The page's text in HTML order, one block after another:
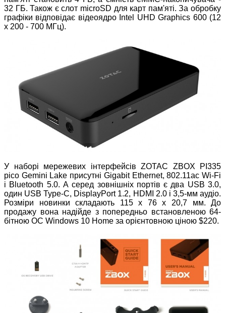
32 ГБ. Також є слот microSD для карт пам'яті. За обробку
графіки відповідає відеоядро Intel UHD Graphics 600 (12
х 200 - 700 МГц).
У наборі мережевих інтерфейсів ZOTAC ZBOX PI335
pico Gemini Lake присутні Gigabit Ethernet, 802.11ac Wi-Fi
і Bluetooth 5.0. А серед зовнішніх портів є два USB 3.0,
один USB Type-C, DisplayPort 1.2, HDMI 2.0 і 3,5-мм аудіо.
Розміри новинки складають 115 х 76 х 20,7 мм. До
продажу вона надійде з попередньо встановленою 64-
бітною ОС Windows 10 Home за орієнтовною ціною $220.